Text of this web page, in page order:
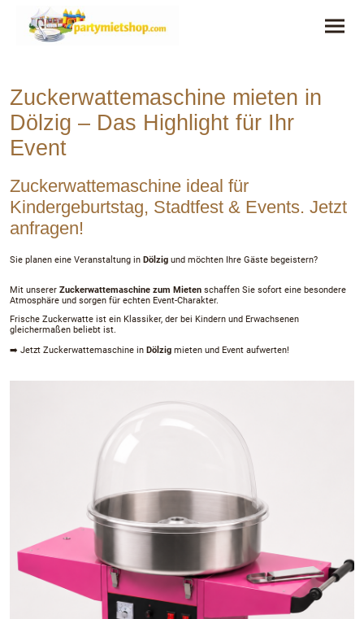
Zuckerwattemaschine mieten in
Dölzig – Das Highlight für Ihr
Event
Zuckerwattemaschine ideal für
Kindergeburtstag, Stadtfest & Events. Jetzt
anfragen!
Sie planen eine Veranstaltung in Dölzig und möchten Ihre Gäste begeistern?
Mit unserer Zuckerwattemaschine zum Mieten schaffen Sie sofort eine besondere
Atmosphäre und sorgen für echten Event-Charakter.
Frische Zuckerwatte ist ein Klassiker, der bei Kindern und Erwachsenen
gleichermaßen beliebt ist.
➡️ Jetzt Zuckerwattemaschine in Dölzig mieten und Event aufwerten!